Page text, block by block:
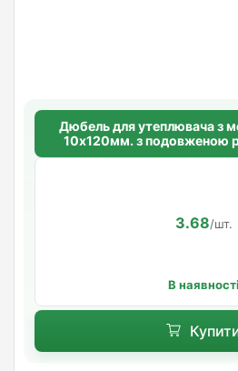
Дюбель для утеплювача з
10х120мм. з подовженою
Standart
3.68/шт.
В наявності